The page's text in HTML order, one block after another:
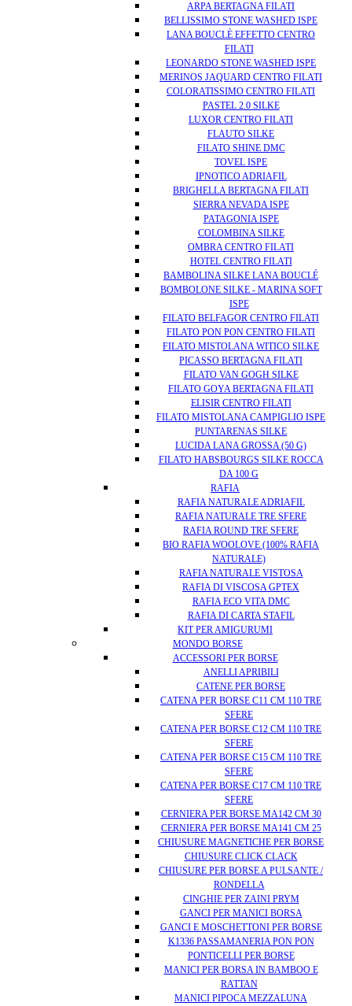
ARPA BERTAGNA FILATI
BELLISSIMO STONE WASHED ISPE
LANA BOUCLÈ EFFETTO CENTRO
FILATI
LEONARDO STONE WASHED ISPE
MERINOS JAQUARD CENTRO FILATI
COLORATISSIMO CENTRO FILATI
PASTEL 2.0 SILKE
LUXOR CENTRO FILATI
FLAUTO SILKE
FILATO SHINE DMC
TOVEL ISPE
IPNOTICO ADRIAFIL
BRIGHELLA BERTAGNA FILATI
SIERRA NEVADA ISPE
PATAGONIA ISPE
COLOMBINA SILKE
OMBRA CENTRO FILATI
HOTEL CENTRO FILATI
BAMBOLINA SILKE LANA BOUCLÉ
BOMBOLONE SILKE - MARINA SOFT
ISPE
FILATO BELFAGOR CENTRO FILATI
FILATO PON PON CENTRO FILATI
FILATO MISTOLANA WITICO SILKE
PICASSO BERTAGNA FILATI
FILATO VAN GOGH SILKE
FILATO GOYA BERTAGNA FILATI
ELISIR CENTRO FILATI
FILATO MISTOLANA CAMPIGLIO ISPE
PUNTARENAS SILKE
LUCIDA LANA GROSSA (50 G)
FILATO HABSBOURGS SILKE ROCCA
DA 100 G
RAFIA
RAFIA NATURALE ADRIAFIL
RAFIA NATURALE TRE SFERE
RAFIA ROUND TRE SFERE
BIO RAFIA WOOLOVE (100% RAFIA
NATURALE)
RAFIA NATURALE VISTOSA
RAFIA DI VISCOSA GPTEX
RAFIA ECO VITA DMC
RAFIA DI CARTA STAFIL
KIT PER AMIGURUMI
MONDO BORSE
ACCESSORI PER BORSE
ANELLI APRIBILI
CATENE PER BORSE
CATENA PER BORSE C11 CM 110 TRE
SFERE
CATENA PER BORSE C12 CM 110 TRE
SFERE
CATENA PER BORSE C15 CM 110 TRE
SFERE
CATENA PER BORSE C17 CM 110 TRE
SFERE
CERNIERA PER BORSE MA142 CM 30
CERNIERA PER BORSE MA141 CM 25
CHIUSURE MAGNETICHE PER BORSE
CHIUSURE CLICK CLACK
CHIUSURE PER BORSE A PULSANTE /
RONDELLA
CINGHIE PER ZAINI PRYM
GANCI PER MANICI BORSA
GANCI E MOSCHETTONI PER BORSE
K1336 PASSAMANERIA PON PON
PONTICELLI PER BORSE
MANICI PER BORSA IN BAMBOO E
RATTAN
MANICI PIPOCA MEZZALUNA